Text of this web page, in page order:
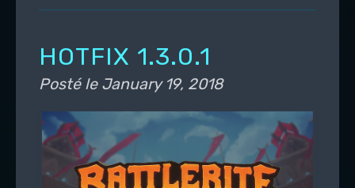
HOTFIX 1.3.0.1
Posté le January 19, 2018